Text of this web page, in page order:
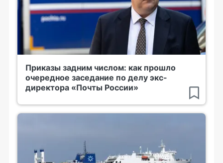
Приказы задним числом: как прошло
очередное заседание по делу экс-
директора «Почты России»